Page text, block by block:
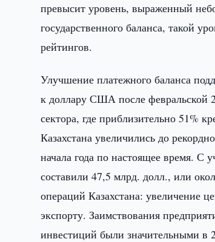
превысит уровень, выраженный
государственного баланса, такой
рейтингов.
Улучшение платежного баланса
к доллару США после февральской
сектора, где приблизительно 51%
Казахстана увеличились до
начала года по настоящее время. С
составили 47,5 млрд. долл., или
операций Казахстана: увеличение
экспорту. Заимствования
инвестиций были значительными